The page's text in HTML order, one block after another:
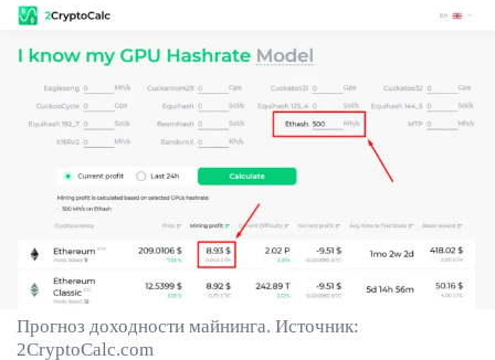
Прогноз доходности майнинга. Источник:
2CryptoCalc.com